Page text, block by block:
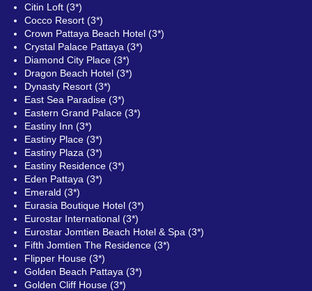
Citin Loft (3*)
Cocco Resort (3*)
Crown Pattaya Beach Hotel (3*)
Crystal Palace Pattaya (3*)
Diamond City Place (3*)
Dragon Beach Hotel (3*)
Dynasty Resort (3*)
East Sea Paradise (3*)
Eastern Grand Palace (3*)
Eastiny Inn (3*)
Eastiny Place (3*)
Eastiny Plaza (3*)
Eastiny Residence (3*)
Eden Pattaya (3*)
Emerald (3*)
Eurasia Boutique Hotel (3*)
Eurostar International (3*)
Eurostar Jomtien Beach Hotel & Spa (3*)
Fifth Jomtien The Residence (3*)
Flipper House (3*)
Golden Beach Pattaya (3*)
Golden Cliff House (3*)